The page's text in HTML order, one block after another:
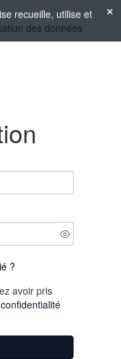
recueille, utilise et
des données
?
avoir pris